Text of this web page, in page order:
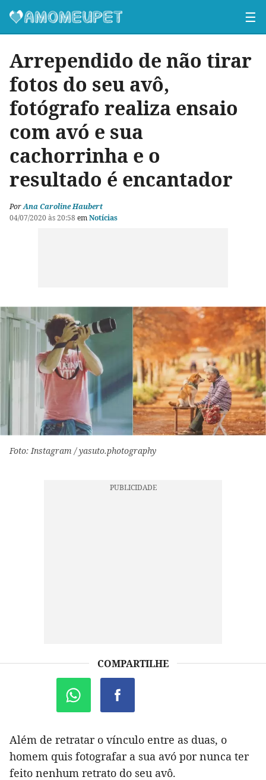
☰
Arrependido de não tirar
fotos do seu avô,
fotógrafo realiza ensaio
com avó e sua
cachorrinha e o
resultado é encantador
PorAna Caroline Haubert
04/07/2020 às 20:58 emNotícias
Foto: Instagram / yasuto.photography
COMPARTILHE
Além de retratar o vínculo entre as duas, o
homem quis fotografar a sua avó por nunca ter
feito nenhum retrato do seu avô.